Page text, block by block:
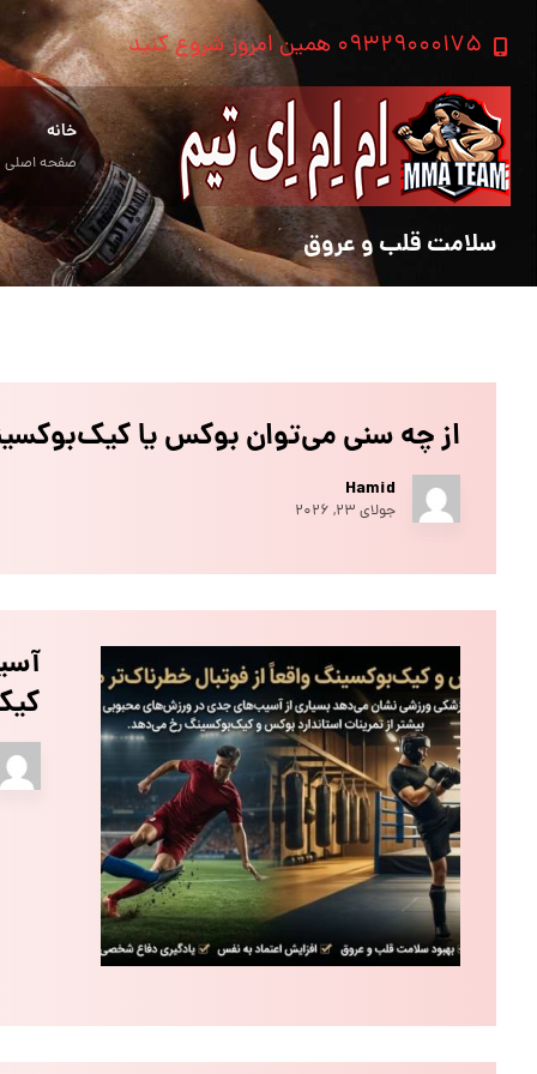
۰۹۳۲۹۰۰۰۱۷۵ همین امروز شروع کنید
خانه
صفحه اصلی
سلامت قلب و عروق
از چه سنی می‌توان بوکس یا
Hamid
جولای ۲۳, ۲۰۲۶